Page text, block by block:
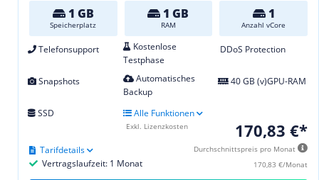
1 GB
Speicherplatz
1 GB
RAM
1
Anzahl vCore
Telefonsupport
Kostenlose
Testphase
DDoS Protection
Snapshots
Automatisches
Backup
40 GB (v)GPU-RAM
SSD Alle Funktionen
170,83 €*
Durchschnittspreis pro Monat
170,83 €/Monat
Vertragslaufzeit: 1 Monat
Tarifdetails
Exkl. Lizenzkosten